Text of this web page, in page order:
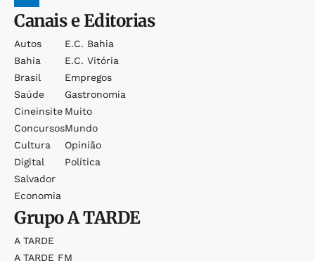
Canais e Editorias
Autos
Bahia
Brasil
Saúde
Cineinsite
Concursos
Cultura
Digital
Salvador
Economia
E.c. Bahia
E.c. Vitória
Empregos
Gastronomia
Muito
Mundo
Opinião
Política
GrupoA TARDE
A TARDE
A TARDE FM